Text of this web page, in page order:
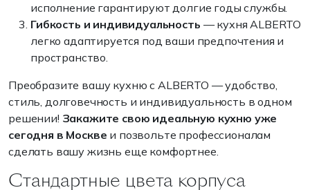
исполнение гарантируют долгие годы службы.
Гибкость и индивидуальность — кухня ALBERTO
легко адаптируется под ваши предпочтения и
пространство.
Преобразите вашу кухню с ALBERTO — удобство,
стиль, долговечность и индивидуальность в одном
решении! Закажите свою идеальную кухню уже
сегодня в Москве и позвольте профессионалам
сделать вашу жизнь еще комфортнее.
Стандартные цвета корпуса